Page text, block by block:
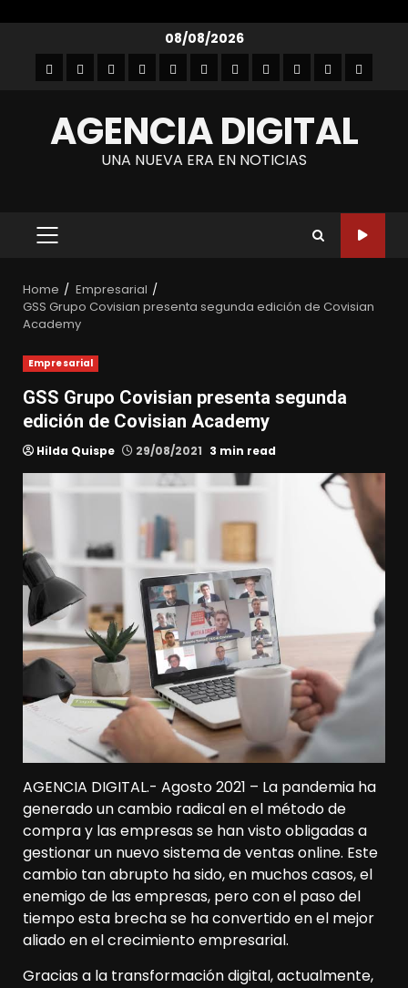
content
08/08/2026
InicioEmpresarial
Entretenimiento
Entrevistas
AutosGastronomía
Lanzamientos
NoticiasModa
belleza
Tecnología
AGENCIA DIGITAL
UNA NUEVA ERA EN NOTICIAS
PRIMARY
Home
Empresarial
GSS Grupo Covisian presenta segunda edición de Covisian
Academy
Empresarial
GSS Grupo Covisian presenta segunda
edición de Covisian Academy
Hilda Quispe 29/08/2021 3 min read
AGENCIA DIGITAL.- Agosto 2021 – La pandemia ha
generado un cambio radical en el método de
compra y las empresas se han visto obligadas a
gestionar un nuevo sistema de ventas online. Este
cambio tan abrupto ha sido, en muchos casos, el
enemigo de las empresas, pero con el paso del
tiempo esta brecha se ha convertido en el mejor
aliado en el crecimiento empresarial.
Gracias a la transformación digital, actualmente,